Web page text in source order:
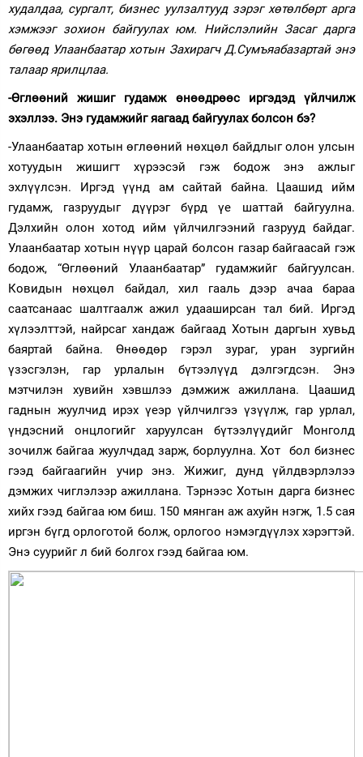
худалдаа, сургалт, бизнес уулзалтууд зэрэг хөтөлбөрт арга
хэмжээг зохион байгуулах юм. Нийслэлийн Засаг дарга
бөгөөд Улаанбаатар хотын Захирагч Д.Сумъяабазартай энэ
талаар ярилцлаа.
-Өглөөний жишиг гудамж өнөөдрөөс иргэдэд үйлчилж
эхэллээ. Энэ гудамжийг яагаад байгуулах болсон бэ?
-Улаанбаатар хотын өглөөний нөхцөл байдлыг олон улсын
хотуудын жишигт хүрээсэй гэж бодож энэ ажлыг
эхлүүлсэн. Иргэд үүнд ам сайтай байна. Цаашид ийм
гудамж, газруудыг дүүрэг бүрд үе шаттай байгуулна.
Дэлхийн олон хотод ийм үйлчилгээний газрууд байдаг.
Улаанбаатар хотын нүүр царай болсон газар байгаасай гэж
бодож, “Өглөөний Улаанбаатар” гудамжийг байгуулсан.
Ковидын нөхцөл байдал, хил гааль дээр ачаа бараа
саатсанаас шалтгаалж ажил удааширсан тал бий. Иргэд
хүлээлттэй, найрсаг хандаж байгаад Хотын даргын хувьд
баяртай байна. Өнөөдөр гэрэл зураг, уран зургийн
үзэсгэлэн, гар урлалын бүтээлүүд дэлгэгдсэн. Энэ
мэтчилэн хувийн хэвшлээ дэмжиж ажиллана. Цаашид
гаднын жуулчид ирэх үеэр үйлчилгээ үзүүлж, гар урлал,
үндэсний онцлогийг харуулсан бүтээлүүдийг Монголд
зочилж байгаа жуулчдад зарж, борлуулна. Хот бол бизнес
гээд байгаагийн учир энэ. Жижиг, дунд үйлдвэрлэлээ
дэмжих чиглэлээр ажиллана. Тэрнээс Хотын дарга бизнес
хийх гээд байгаа юм биш. 150 мянган аж ахуйн нэгж, 1.5 сая
иргэн бүгд орлоготой болж, орлогоо нэмэгдүүлэх хэрэгтэй.
Энэ суурийг л бий болгох гээд байгаа юм.